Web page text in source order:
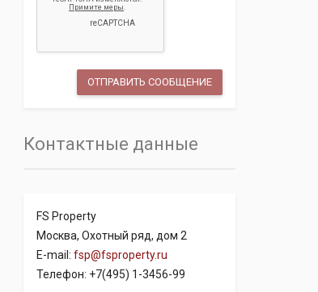
Контактные данные
FS Property
Москва, Охотный ряд, дом 2
E-mail: fsp@fsproperty.ru
Телефон: +7(495) 1-3456-99